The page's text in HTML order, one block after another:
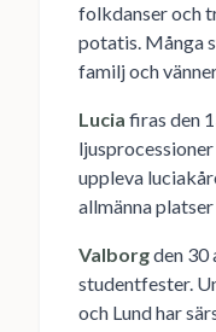
folkdanser och
potatis. Många
familj och
Lucia firas den
uppleva
allmänna
Valborgden 30
studentfester.
och Lund har